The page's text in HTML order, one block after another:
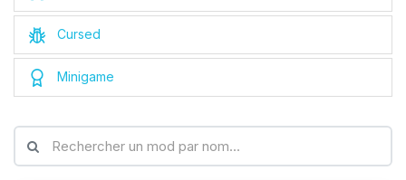
Cursed
Minigame